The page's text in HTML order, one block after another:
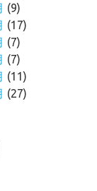
(9)
(17)
(7)
(7)
(11)
(27)